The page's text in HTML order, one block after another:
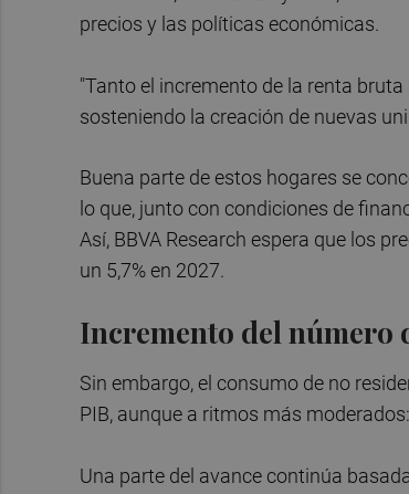
precios y las políticas económicas.
"Tanto el incremento de la renta
sosteniendo la creación de nuevas
Buena parte de estos hogares se
lo que, junto con condiciones de
Así, BBVA Research espera que los
un 5,7% en 2027.
Incremento del número
Sin embargo, el consumo de no
PIB, aunque a ritmos más
Una parte del avance continúa